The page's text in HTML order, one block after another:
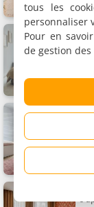
9.5
4
4 à
3
6
tous les
personnaliser
Pour en
de gestion